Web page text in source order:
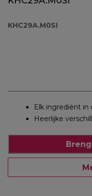
KHC29A.M0SI
Elk ingrediënt in
Heerlijke